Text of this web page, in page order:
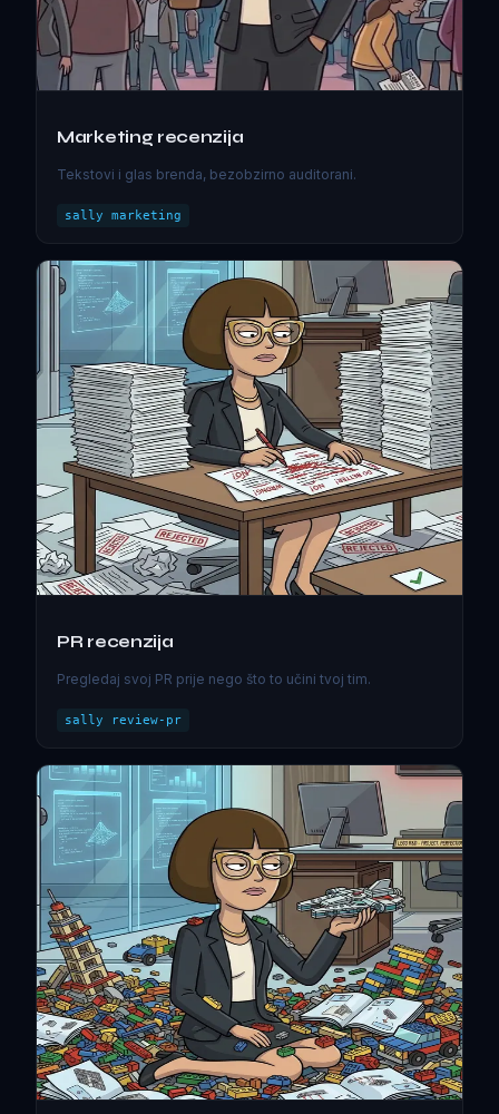
Marketing recenzija
Tekstovi i glas brenda, bezobzirno auditorani.
sally marketing
PR recenzija
Pregledaj svoj PR prije nego što to učini tvoj tim.
sally review-pr